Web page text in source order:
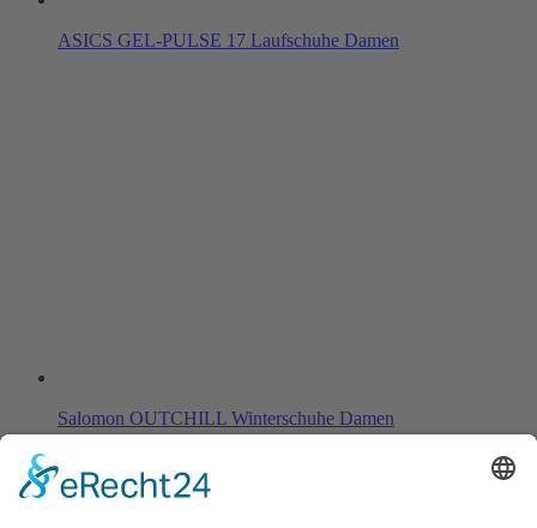
ASICS GEL-PULSE 17 Laufschuhe Damen
Salomon OUTCHILL Winterschuhe Damen